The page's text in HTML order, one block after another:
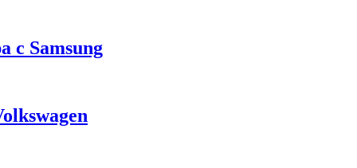
с Samsung